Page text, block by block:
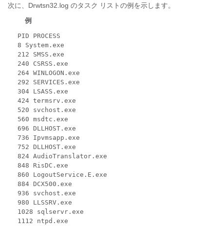
次に、Drwtsn32.log のタスク リストの例を示します。
例
PID PROCESS
8 System.exe
212 SMSS.exe
240 CSRSS.exe
264 WINLOGON.exe
292 SERVICES.exe
304 LSASS.exe
424 termsrv.exe
520 svchost.exe
560 msdtc.exe
696 DLLHOST.exe
736 Ipvmsapp.exe
752 DLLHOST.exe
824 AudioTranslator.exe
848 RisDC.exe
860 LogoutService.E.exe
884 DCX500.exe
936 svchost.exe
980 LLSSRV.exe
1028 sqlservr.exe
1112 ntpd.exe